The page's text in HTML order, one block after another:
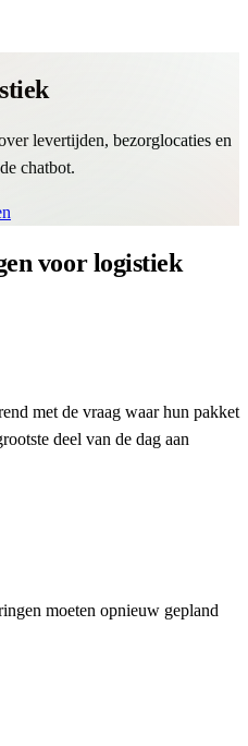
levertijden, bezorglocaties en
chatbot.
voor logistiek
met de vraag waar hun pakket
deel van de dag aan
moeten opnieuw gepland